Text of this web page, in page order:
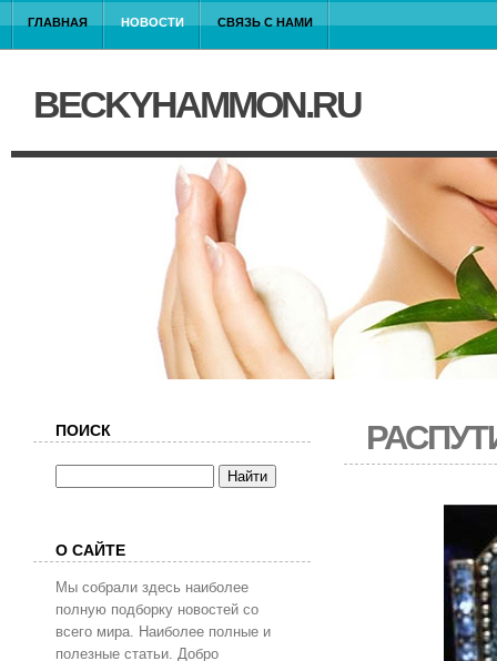
ГЛАВНАЯ НОВОСТИ СВЯЗЬ С НАМИ
BECKYHAMMON.RU
ПОИСК
О САЙТЕ
Мы собрали здесь наиболее
полную подборку новостей со
всего мира. Наиболее полные и
полезные статьи. Добро